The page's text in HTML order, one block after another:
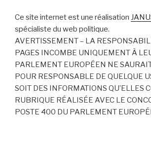
Ce site internet est une réalisation
spécialiste du web politique.
AVERTISSEMENT – LA
PAGES INCOMBE UNIQUEMENT À
PARLEMENT EUROPÉEN NE
POUR RESPONSABLE DE QUELQUE
SOIT DES INFORMATIONS QU’ELLES
RUBRIQUE RÉALISÉE AVEC LE
POSTE 400 DU PARLEMENT